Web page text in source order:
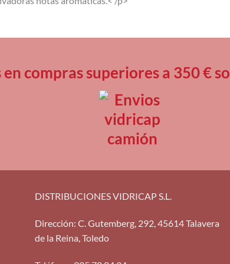
compras superiores a 350 €
DISTRIBUCIONES VIDRICAP S.L.
Dirección: C. Gutemberg, 292, 45614 Talavera
de la Reina, Toledo